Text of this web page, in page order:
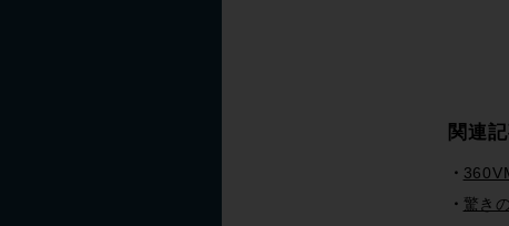
関連
驚き